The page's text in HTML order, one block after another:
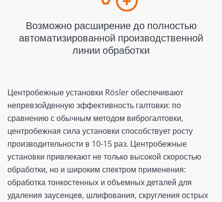
Возможно расширение до полностью
автоматизированной производственной
линии обработки
Центробежные установки Rösler обеспечивают
непревзойденную эффективность галтовки: по
сравнению с обычным методом виброгалтовки,
центробежная сила установки способствует росту
производительности в 10-15 раз. Центробежные
установки привлекают не только высокой скоростью
обработки, но и широким спектром применения:
обработка тонкостенных и объемных деталей для
удаления заусенцев, шлифования, скругления острых